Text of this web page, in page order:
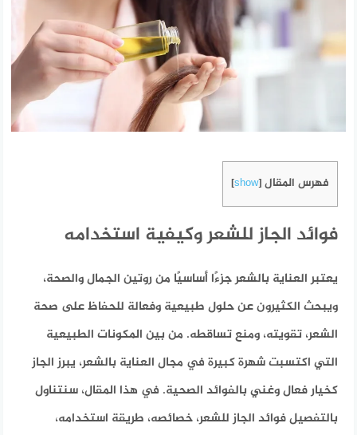
فهرس المقال [
show
]
فوائد الجاز للشعر وكيفية استخدامه
يعتبر العناية بالشعر جزءًا أساسيًا من روتين الجمال والصحة،
ويبحث الكثيرون عن حلول طبيعية وفعالة للحفاظ على صحة
الشعر، تقويته، ومنع تساقطه. من بين المكونات الطبيعية
التي اكتسبت شهرة كبيرة في مجال العناية بالشعر، يبرز الجاز
كخيار فعال وغني بالفوائد الصحية. في هذا المقال، سنتناول
بالتفصيل فوائد الجاز للشعر، خصائصه، طريقة استخدامه،